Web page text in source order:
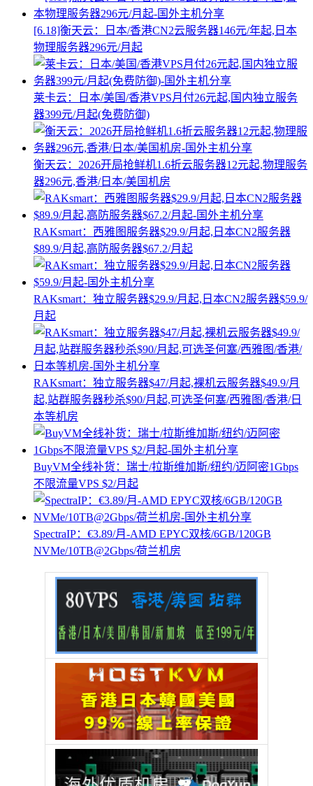
[6.18]衡天云：日本/香港CN2云服务器146元/年起,日本
物理服务器296元/月起
莱卡云：日本/美国/香港VPS月付26元起,国内独立服务
器399元/月起(免费防御)
衡天云：2026开局抢鲜机1.6折云服务器12元起,物理服务
器296元,香港/日本/美国机房
RAKsmart：西雅图服务器$29.9/月起,日本CN2服务器
$89.9/月起,高防服务器$67.2/月起
RAKsmart：独立服务器$29.9/月起,日本CN2服务器$59.9/
月起
RAKsmart：独立服务器$47/月起,裸机云服务器$49.9/月
起,站群服务器秒杀$90/月起,可选圣何塞/西雅图/香港/日
本等机房
BuyVM全线补货：瑞士/拉斯维加斯/纽约/迈阿密1Gbps
不限流量VPS $2/月起
SpectraIP：€3.89/月-AMD EPYC双核/6GB/120GB
NVMe/10TB@2Gbps/荷兰机房